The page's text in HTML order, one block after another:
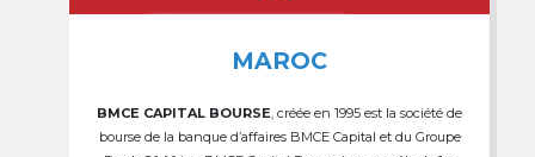
MAROC
BMCE CAPITAL BOURSE , créée en 1995 est la société de
bourse de la banque d’affaires BMCE Capital et du Groupe